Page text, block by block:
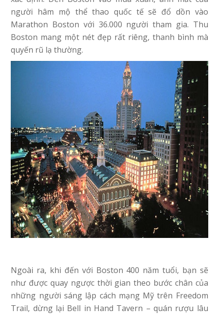
người hâm mộ thể thao quốc tế sẽ đổ dồn vào
Marathon Boston với 36.000 người tham gia. Thu
Boston mang một nét đẹp rất riêng, thanh bình mà
quyến rũ lạ thường.
Ngoài ra, khi đến với Boston 400 năm tuổi, bạn sẽ
như được quay ngược thời gian theo bước chân của
những người sáng lập cách mạng Mỹ trên Freedom
Trail, dừng lại Bell in Hand Tavern – quán rượu lâu